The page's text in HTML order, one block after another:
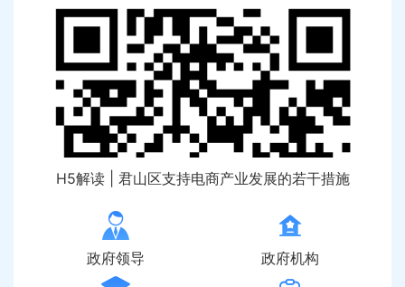
H5解读 | 君山区支持电商产业发展的若干措施
政府领导 政府机构